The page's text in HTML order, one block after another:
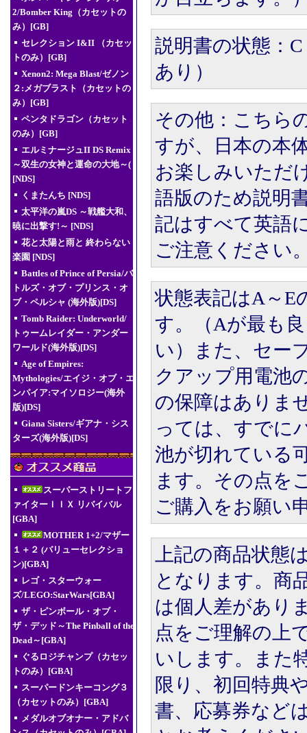
2/Bomber King（カセットの
み）[GB]
セレクション I&II （カセッ
トのみ）[GB]
Xenon2: Mega Blast/ゼノン
２:メガブラスト（カセットの
み）[GB]
ペンタドラゴン（カセット
のみ）[GB]
エルミナージュII DS Remix
～双生の女神と運命の大地～(
[NDS]
くまたんち [NDS]
太平洋の嵐DS ～戦艦大和、
暁に出撃す!～ [NDS]
花と太陽と雨と 終わらない
楽園 [NDS]
Battles of Prince of Persia/バ
トルズ・オブ・プリンス・オ
ブ・ペルシャ (海外版)[DS]
Tomb Raider: Underworld/
トゥームレイダー・アンダー
ワールド(海外版)[DS]
Age of Empires:
Mythologies/エイジ・オブ・エ
ンパイア:マイソロジー(海外
版)[DS]
Giana Sisters/ギアナ・シス
ターズ(海外版)[DS]
スーパーストリートフ
ァイターＩＩＸ リバイバル
[GBA]
MOTHER 1+2/マザー
１＋２ (バリューセレクショ
ン)[GBA]
レゴ・スターウォー
ズ/LEGO:StarWars[GBA]
ザ・ピンボール・オブ・
ザ・デッド～The Pinball of the
Dead～[GBA]
ぐるロジチャンプ（カセッ
トのみ）[GBA]
スーパードンキーコング３
（カセットのみ）[GBA]
メダルオブオナー・アドバ
説明書の状態：
あり）
その他：こちら
すが、日本の本
お楽しみいただ
語版のため説明
記はすべて英語
ご注意ください
状態表記はA～E
す。（Aが最も
い）また、セー
クアップ用電池
の保障はありま
っては、すでに
池が切れている
ます。その点を
ご購入をお願い
上記の商品状態
となります。商
は個人差があり
点をご理解の上
いします。また
限り、初回特典
書、応募券など